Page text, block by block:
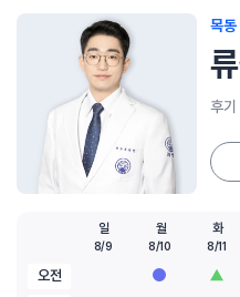
목동
후기
오전
일
8/9
월
8/10
화
8/11